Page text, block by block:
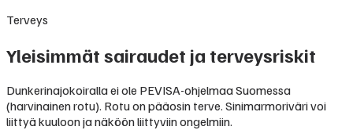
Terveys
Yleisimmät sairaudet ja terveysriskit
Dunkerinajokoiralla ei ole PEVISA-ohjelmaa Suomessa
(harvinainen rotu). Rotu on pääosin terve. Sinimarmoriväri voi
liittyä kuuloon ja näköön liittyviin ongelmiin.